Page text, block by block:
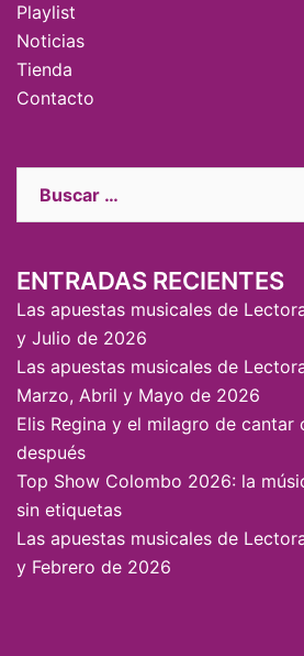
Playlist
Noticias
Tienda
Contacto
ENTRADAS RECIENTES
Las apuestas musicales de
y Julio de 2026
Las apuestas musicales de
Marzo, Abril y Mayo de 2026
Elis Regina y el milagro de cantar
después
Top Show Colombo 2026: la
sin etiquetas
Las apuestas musicales de
y Febrero de 2026